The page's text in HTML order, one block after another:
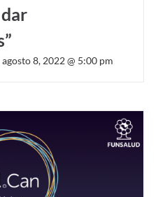
agosto 8, 2022 @ 5:00 pm